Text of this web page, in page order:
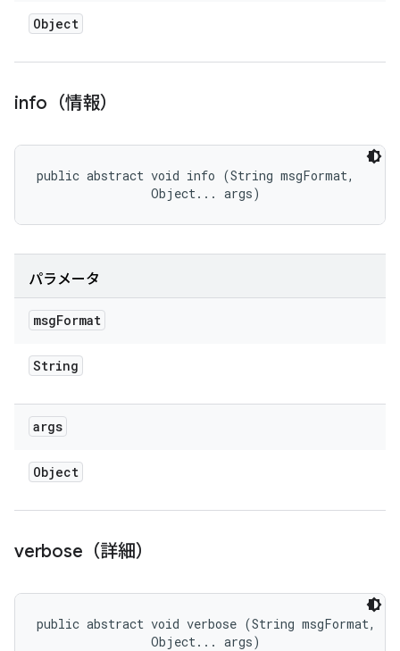
Object
info（情報）
public abstract void info (String msgFormat,
                Object... args)
パラメータ
msgFormat
String
args
Object
verbose（詳細）
public abstract void verbose (String msgFormat,
                Object... args)